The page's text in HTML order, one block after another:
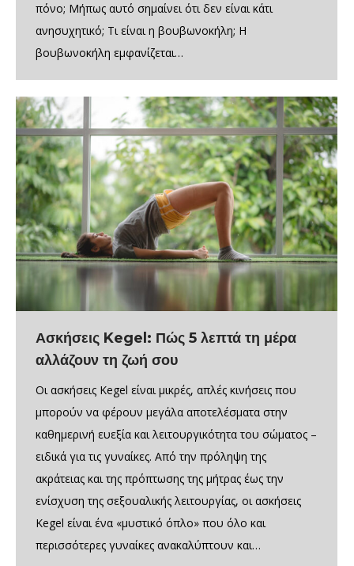
πόνο; Μήπως αυτό σημαίνει ότι δεν είναι κάτι
ανησυχητικό; Τι είναι η βουβωνοκήλη; Η
βουβωνοκήλη εμφανίζεται…
Ασκήσεις Kegel: Πώς 5 λεπτά τη μέρα
αλλάζουν τη ζωή σου
Οι ασκήσεις Kegel είναι μικρές, απλές κινήσεις που
μπορούν να φέρουν μεγάλα αποτελέσματα στην
καθημερινή ευεξία και λειτουργικότητα του σώματος –
ειδικά για τις γυναίκες. Από την πρόληψη της
ακράτειας και της πρόπτωσης της μήτρας έως την
ενίσχυση της σεξουαλικής λειτουργίας, οι ασκήσεις
Kegel είναι ένα «μυστικό όπλο» που όλο και
περισσότερες γυναίκες ανακαλύπτουν και…